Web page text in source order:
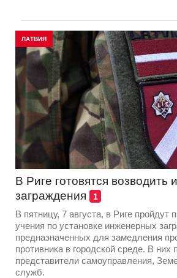
ЛАТВИЯ
В Риге готовятся возводить
заграждения
1
В пятницу, 7 августа, в Риге пройдут
учения по установке инженерных
предназначенных для замедления
противника в городской среде. В них
представители самоуправления,
служб.